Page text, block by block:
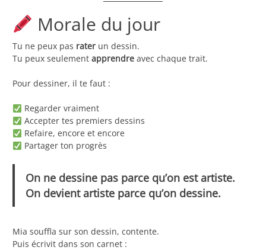
Morale du jour
Tu ne peux pas rater un dessin.
Tu peux seulement apprendre avec chaque trait.
Pour dessiner, il te faut :
Regarder vraiment
Accepter tes premiers dessins
Refaire, encore et encore
Partager ton progrès
On ne dessine pas parce qu’on est artiste.
On devient artiste parce qu’on dessine.
Mia souffla sur son dessin, contente.
Puis écrivit dans son carnet :